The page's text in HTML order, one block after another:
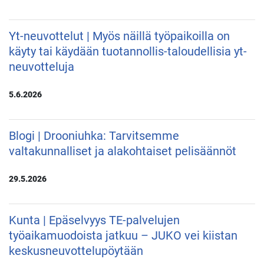
Yt-neuvottelut | Myös näillä työpaikoilla on
käyty tai käydään tuotannollis-taloudellisia yt-
neuvotteluja
5.6.2026
Blogi | Drooniuhka: Tarvitsemme
valtakunnalliset ja alakohtaiset pelisäännöt
29.5.2026
Kunta | Epäselvyys TE-palvelujen
työaikamuodoista jatkuu – JUKO vei kiistan
keskusneuvottelupöytään